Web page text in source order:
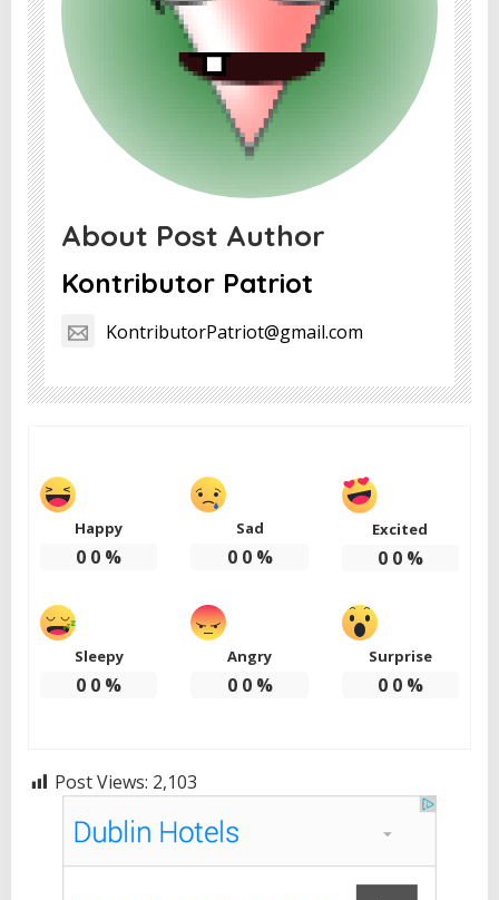
About Post Author
Kontributor Patriot
KontributorPatriot@gmail.com
Happy
0 0 %
Sad
0 0%
Excited
0 0%
Sleepy
0 0 %
Angry
0 0%
Surprise
0 0%
Post Views: 2,103